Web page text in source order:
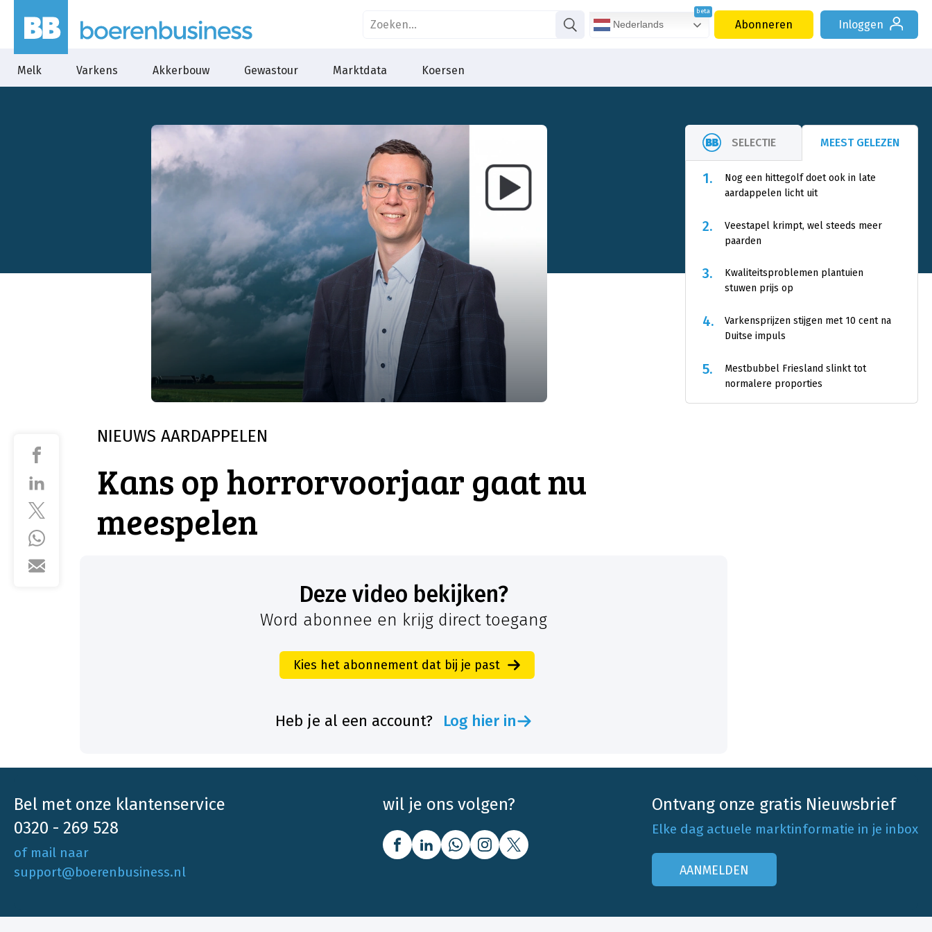
Nederlands Abonneren Inloggen
Melk Varkens Akkerbouw Gewastour Marktdata Koersen
NIEUWS AARDAPPELEN
Kans op horrorvoorjaar gaat nu
meespelen
SELECTIE MEEST GELEZEN
1.
Nog een hittegolf doet ook in late
aardappelen licht uit
2.
Veestapel krimpt, wel steeds meer
paarden
3.
Kwaliteitsproblemen plantuien
stuwen prijs op
4.
Varkensprijzen stijgen met 10 cent na
Duitse impuls
5.
Mestbubbel Friesland slinkt tot
normalere proporties
Deze video bekijken?
Word abonnee en krijg direct toegang
Kies het abonnement dat bij je past
Heb je al een account? Log hier in
Bel met onze klantenservice
0320 - 269 528
of mail naar
support@boerenbusiness.nl
wil je ons volgen? Ontvang onze gratis Nieuwsbrief
Elke dag actuele marktinformatie in je inbox
AANMELDEN